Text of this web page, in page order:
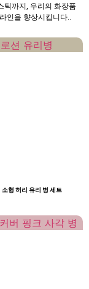
틱까지, 우리의 화장품
인을 향상시킵니다..
소형 허리 유리 병 세트